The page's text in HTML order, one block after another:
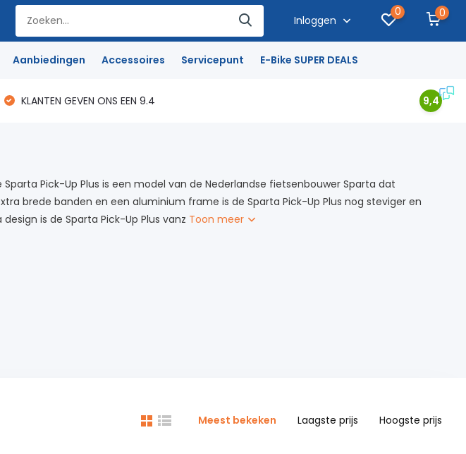
Inloggen
0 0
Aanbiedingen Accessoires Servicepunt E-Bike SUPER DEALS
KLANTEN GEVEN ONS EEN 9.4 9,4
Pick-Up Plus is een model van de Nederlandse fietsenbouwer Sparta dat
brede banden en een aluminium frame is de Sparta Pick-Up Plus nog steviger en
is de Sparta Pick-Up Plus vanz Toon meer
Meest bekeken Laagste prijs Hoogste prijs